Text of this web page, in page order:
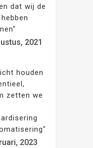
dat wij de
2021
houden
zetten we
2023